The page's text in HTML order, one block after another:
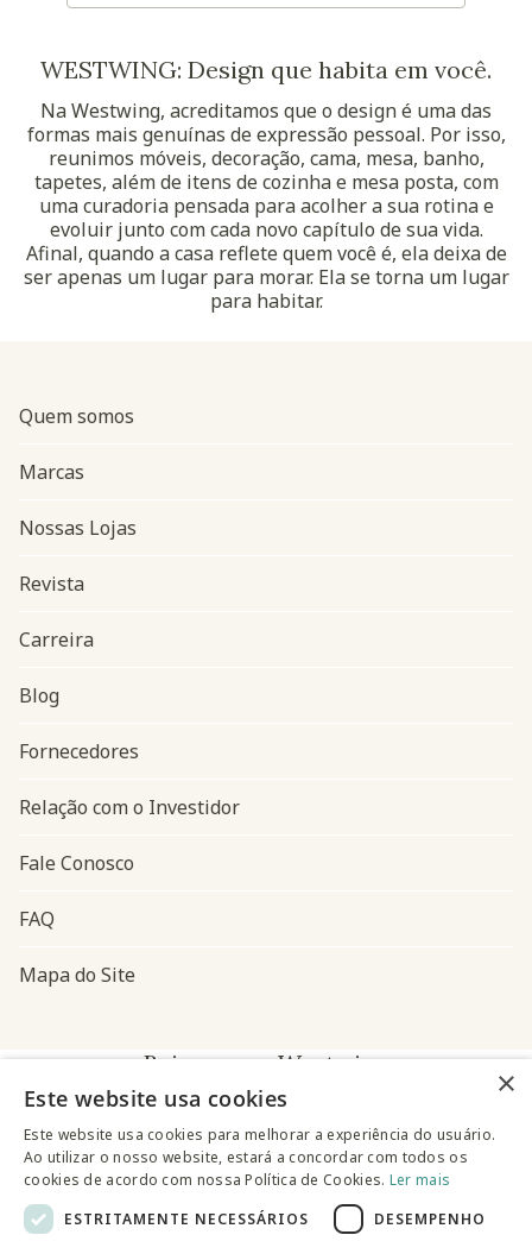
WESTWING: Design que habita em você.
Na Westwing, acreditamos que o design é uma das
formas mais genuínas de expressão pessoal. Por isso,
reunimos móveis, decoração, cama, mesa, banho,
tapetes, além de itens de cozinha e mesa posta, com
uma curadoria pensada para acolher a sua rotina e
evoluir junto com cada novo capítulo de sua vida.
Afinal, quando a casa reflete quem você é, ela deixa de
ser apenas um lugar para morar. Ela se torna um lugar
para habitar.
Navegação do rodapé
Quem somos
Marcas
Nossas Lojas
Revista
Carreira
Blog
Fornecedores
Relação com o Investidor
Fale Conosco
FAQ
Mapa do Site
Baixe o app Westwing
×
Este website usa cookies
Este website usa cookies para melhorar a experiência do usuário.
Ao utilizar o nosso website, estará a concordar com todos os
cookies de acordo com nossa Política de Cookies. Ler mais
ESTRITAMENTE NECESSÁRIOS
DESEMPENHO